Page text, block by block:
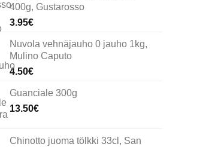
400g, Gustarosso
3.95€
Nuvola vehnäjauho 0 jauho 1kg,
Mulino Caputo
4.50€
Guanciale 300g
13.50€
Chinotto juoma tölkki 33cl, San